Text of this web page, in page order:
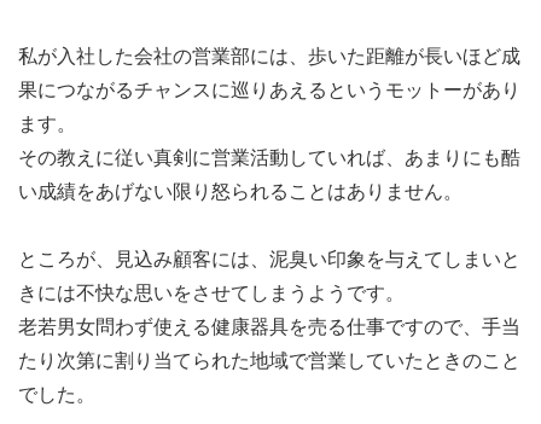
私が入社した会社の営業部には、歩いた距離が長いほど成
果につながるチャンスに巡りあえるというモットーがあり
ます。
その教えに従い真剣に営業活動していれば、あまりにも酷
い成績をあげない限り怒られることはありません。
ところが、見込み顧客には、泥臭い印象を与えてしまいと
きには不快な思いをさせてしまうようです。
老若男女問わず使える健康器具を売る仕事ですので、手当
たり次第に割り当てられた地域で営業していたときのこと
でした。